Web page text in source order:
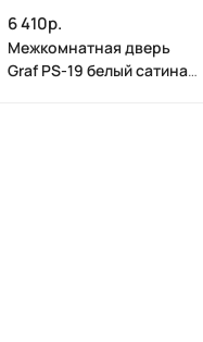
6 410р.
Межкомнатная дверь
Graf PS-19 белый сатинат